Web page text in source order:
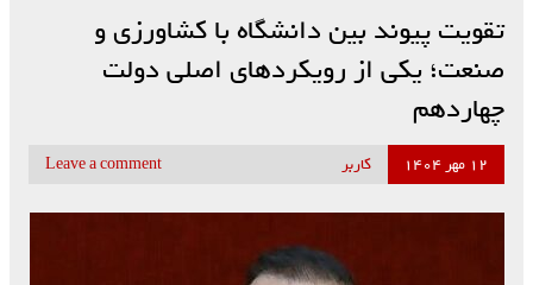
تقویت پیوند بین دانشگاه با کشاورزی و
صنعت؛ یکی از رویکرد‌های اصلی دولت
چهاردهم
۱۲ مهر ۱۴۰۴ کاربر Leave a comment